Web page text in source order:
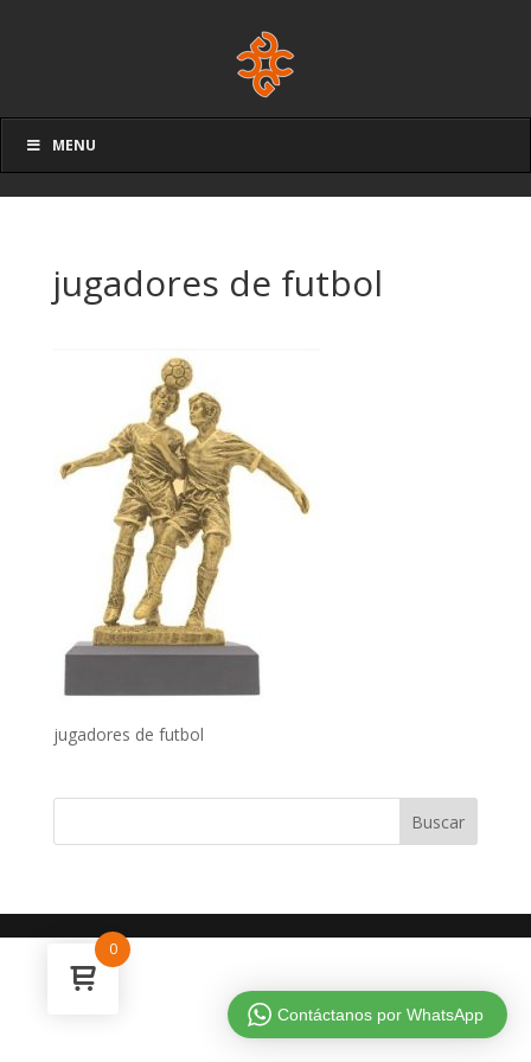
MENU
jugadores de futbol
jugadores de futbol
0
Contáctanos por WhatsApp